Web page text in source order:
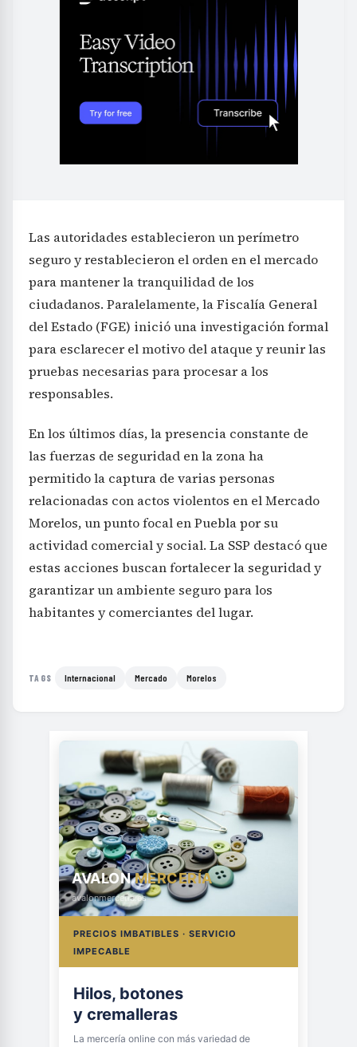
Las autoridades establecieron un perímetro
seguro y restablecieron el orden en el mercado
para mantener la tranquilidad de los
ciudadanos. Paralelamente, la Fiscalía General
del Estado (FGE) inició una investigación formal
para esclarecer el motivo del ataque y reunir las
pruebas necesarias para procesar a los
responsables.
En los últimos días, la presencia constante de
las fuerzas de seguridad en la zona ha
permitido la captura de varias personas
relacionadas con actos violentos en el Mercado
Morelos, un punto focal en Puebla por su
actividad comercial y social. La SSP destacó que
estas acciones buscan fortalecer la seguridad y
garantizar un ambiente seguro para los
habitantes y comerciantes del lugar.
TAGS Internacional Mercado Morelos
AVALONMERCERÍA
avalonmerceria.es
PRECIOS IMBATIBLES · SERVICIO
IMPECABLE
Hilos, botones
y cremalleras
La mercería online con más variedad de